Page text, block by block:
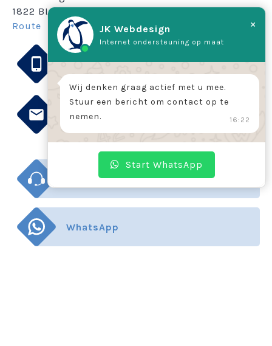
1822 BL Alkmaar
Route
072 5616039
info@jk.nl
Direct support
WhatsApp
JK Webdesign
Internet ondersteuning op maat
×
Wij denken graag actief met u mee.
Stuur een bericht om contact op te
nemen.
16:22
Start WhatsApp